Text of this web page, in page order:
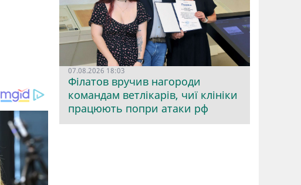
07.08.2026 18:03
Філатов вручив нагороди
командам ветлікарів, чиї клініки
працюють попри атаки рф